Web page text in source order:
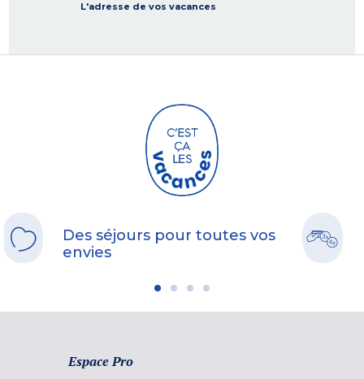
L'adresse de vos vacances
Des séjours pour toutes vos
envies
Espace Pro